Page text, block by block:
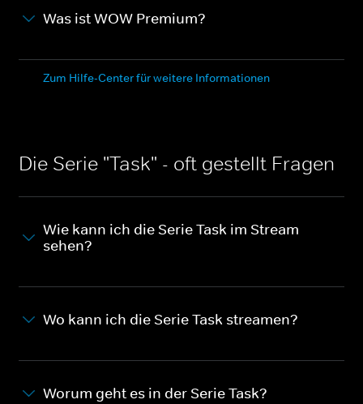
Was ist WOW Premium?
Zum Hilfe-Center für weitere Informationen
Die Serie "Task" - oft gestellt Fragen
Wie kann ich die Serie Task im Stream
sehen?
Wo kann ich die Serie Task streamen?
Worum geht es in der Serie Task?